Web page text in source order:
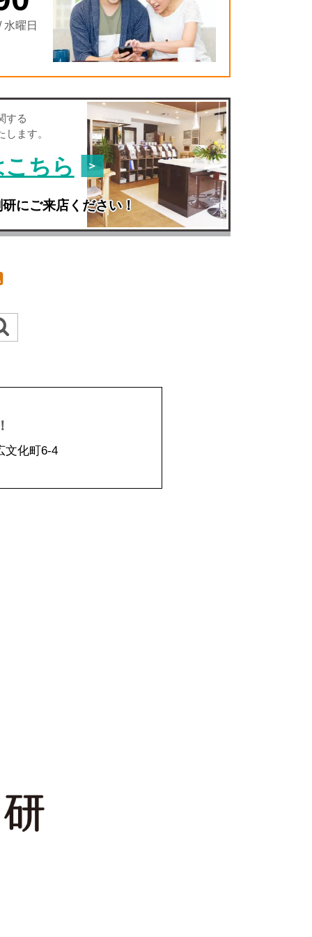
水曜日
する
ます。
ちら
にご来店ください！
文化町6-4